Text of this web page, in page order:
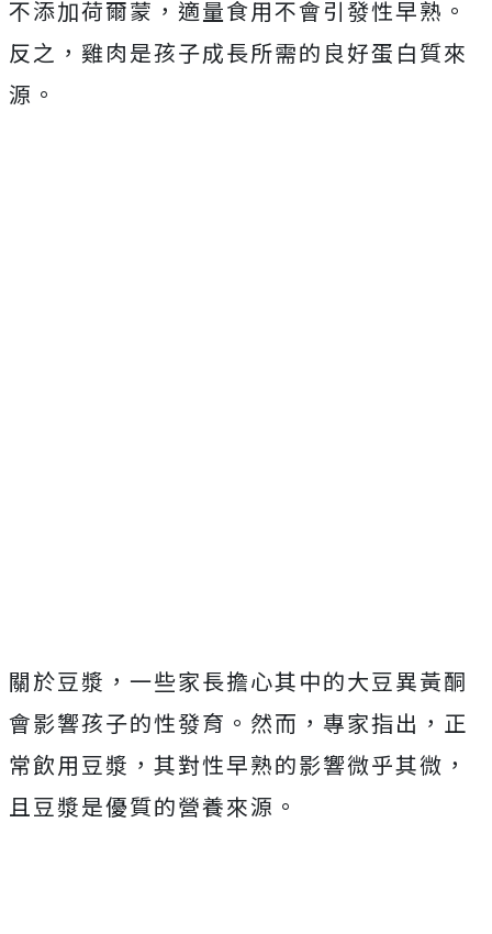
不添加荷爾蒙，適量食用不會引發性早熟。
反之，雞肉是孩子成長所需的良好蛋白質來
源。
關於豆漿，一些家長擔心其中的大豆異黃酮
會影響孩子的性發育。然而，專家指出，正
常飲用豆漿，其對性早熟的影響微乎其微，
且豆漿是優質的營養來源。